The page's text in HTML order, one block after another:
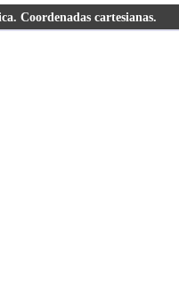
Coordenadas cartesianas.